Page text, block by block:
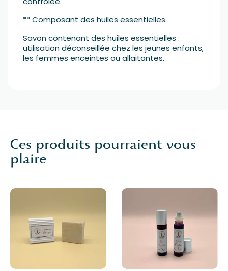
** Composant des huiles essentielles.
Savon contenant des huiles essentielles :
utilisation déconseillée chez les jeunes enfants,
les femmes enceintes ou allaitantes.
Ces produits pourraient vous
plaire